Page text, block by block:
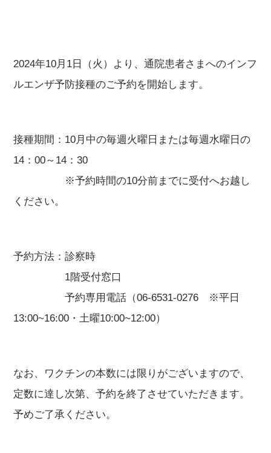
2024年10月1日（火）より、通院患者さまへのインフ
ルエンザ予防接種のご予約を開始します。
接種期間：10月中の毎週火曜日または毎週水曜日の
14：00～14：30
※予約時間の10分前までに受付へお越し
ください。
予約方法：診察時
1階受付窓口
予約専用電話（06-6531-0276 ※平日
13:00~16:00・土曜10:00~12:00）
なお、ワクチンの本数には限りがございますので、
定数に達し次第、予約を終了させていただきます。
予めご了承ください。